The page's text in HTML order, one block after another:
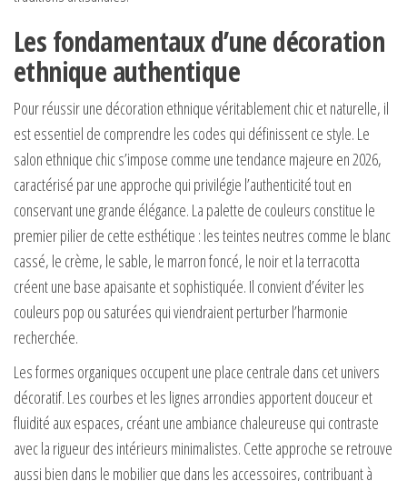
Les fondamentaux d’une décoration
ethnique authentique
Pour réussir une décoration ethnique véritablement chic et naturelle, il
est essentiel de comprendre les codes qui définissent ce style. Le
salon ethnique chic s’impose comme une tendance majeure en 2026,
caractérisé par une approche qui privilégie l’authenticité tout en
conservant une grande élégance. La palette de couleurs constitue le
premier pilier de cette esthétique : les teintes neutres comme le blanc
cassé, le crème, le sable, le marron foncé, le noir et la terracotta
créent une base apaisante et sophistiquée. Il convient d’éviter les
couleurs pop ou saturées qui viendraient perturber l’harmonie
recherchée.
Les formes organiques occupent une place centrale dans cet univers
décoratif. Les courbes et les lignes arrondies apportent douceur et
fluidité aux espaces, créant une ambiance chaleureuse qui contraste
avec la rigueur des intérieurs minimalistes. Cette approche se retrouve
aussi bien dans le mobilier que dans les accessoires, contribuant à